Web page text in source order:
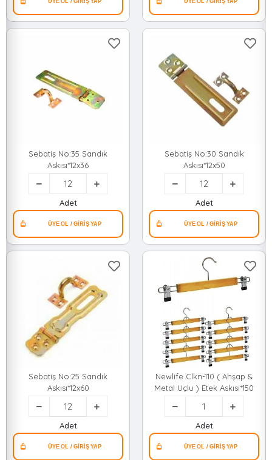
Sebatiş No:35 Sandık
Askısı*12x36
Adet
Sebatiş No:30 Sandık
Askısı*12x50
Adet
Sebatiş No:25 Sandık
Askısı*12x60
Adet
Newlife Clkn-110 ( Ahşap &
Metal Uçlu ) Etek Askısı*150
Adet